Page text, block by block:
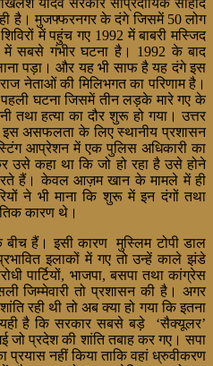
है। मुजफ्फरनगर के दंगे जिसमें 50 लोग
में पहुंच गए 1992 में बाबरी मस्जिद
में सबसे गंभीर घटना है। 1992 के बाद
पड़ा। और यह भी साफ है यह दंगे इस
नेताओं की मिलिभगत का परिणाम है।
घटना जिसमें तीन लड़के मारे गए के
तथा हत्या का दौर शुरू हो गया। उत्तर
असफलता के लिए स्थानीय प्रशासन
आप्रेशन में एक पुलिस अधिकारी का
कहा था कि जो हो रहा है उसे होने
हैं। केवल आज़म खान के मामले में ही
ने भी माना कि शुरू में इन दंगों तथा
कारण थे।
बीच हैं। इसी कारण मुस्लिम टोपी डाल
इलाकों में गए तो उन्हें काले झंडे
पार्टियों, भाजपा, बसपा तथा कांग्रेस
जिम्मेवारी तो प्रशासन की है। अगर
रही थी तो अब क्या हो गया कि इतना
है कि सरकार सबसे बड़े ‘सैक्यूलर’
जो प्रदेश की शांति तबाह कर गए। सपा
नहीं किया ताकि वहां ध्रुवीकरण